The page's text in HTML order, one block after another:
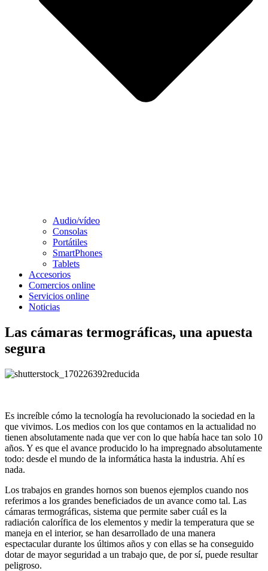
Audio/vídeo
Consolas
Portátiles
SmartPhones
Tablets
Accesorios
Comercios online
Servicios online
Noticias
Las cámaras termográficas, una apuesta
segura
Es increíble cómo la tecnología ha revolucionado la sociedad en la
que vivimos. Los medios con los que contamos en la actualidad no
tienen absolutamente nada que ver con lo que había hace tan solo 10
años. Y es que el avance producido lo ha impregnado absolutamente
todo: desde el mundo de la informática hasta la industria. Ahí es
nada.
Los trabajos en grandes hornos son buenos ejemplos cuando nos
referimos a los grandes beneficiados de un avance como tal. Las
cámaras termográficas, sistema que permite saber cuál es la
radiación calorífica de los elementos y medir la temperatura que se
maneja en el interior, se han desarrollado de una manera
espectacular durante los últimos años y con ellas se ha conseguido
dotar de mayor seguridad a un trabajo que, de por sí, puede resultar
peligroso.